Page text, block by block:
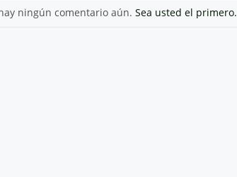
ningún comentario aún. Sea usted el primero.